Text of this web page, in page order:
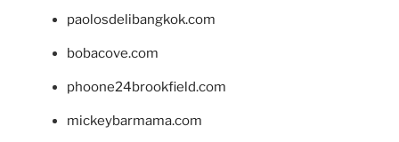
paolosdelibangkok.com
bobacove.com
phoone24brookfield.com
mickeybarmama.com